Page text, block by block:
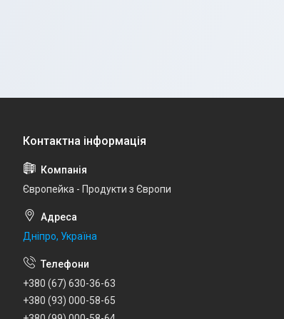
Європейка - Продукти з Європи
Дніпро, Україна
+380 (67) 630-36-63
+380 (93) 000-58-65